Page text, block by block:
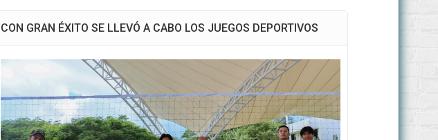
CON GRAN ÉXITO SE LLEVÓ A CABO LOS JUEGOS DEPORTIVOS